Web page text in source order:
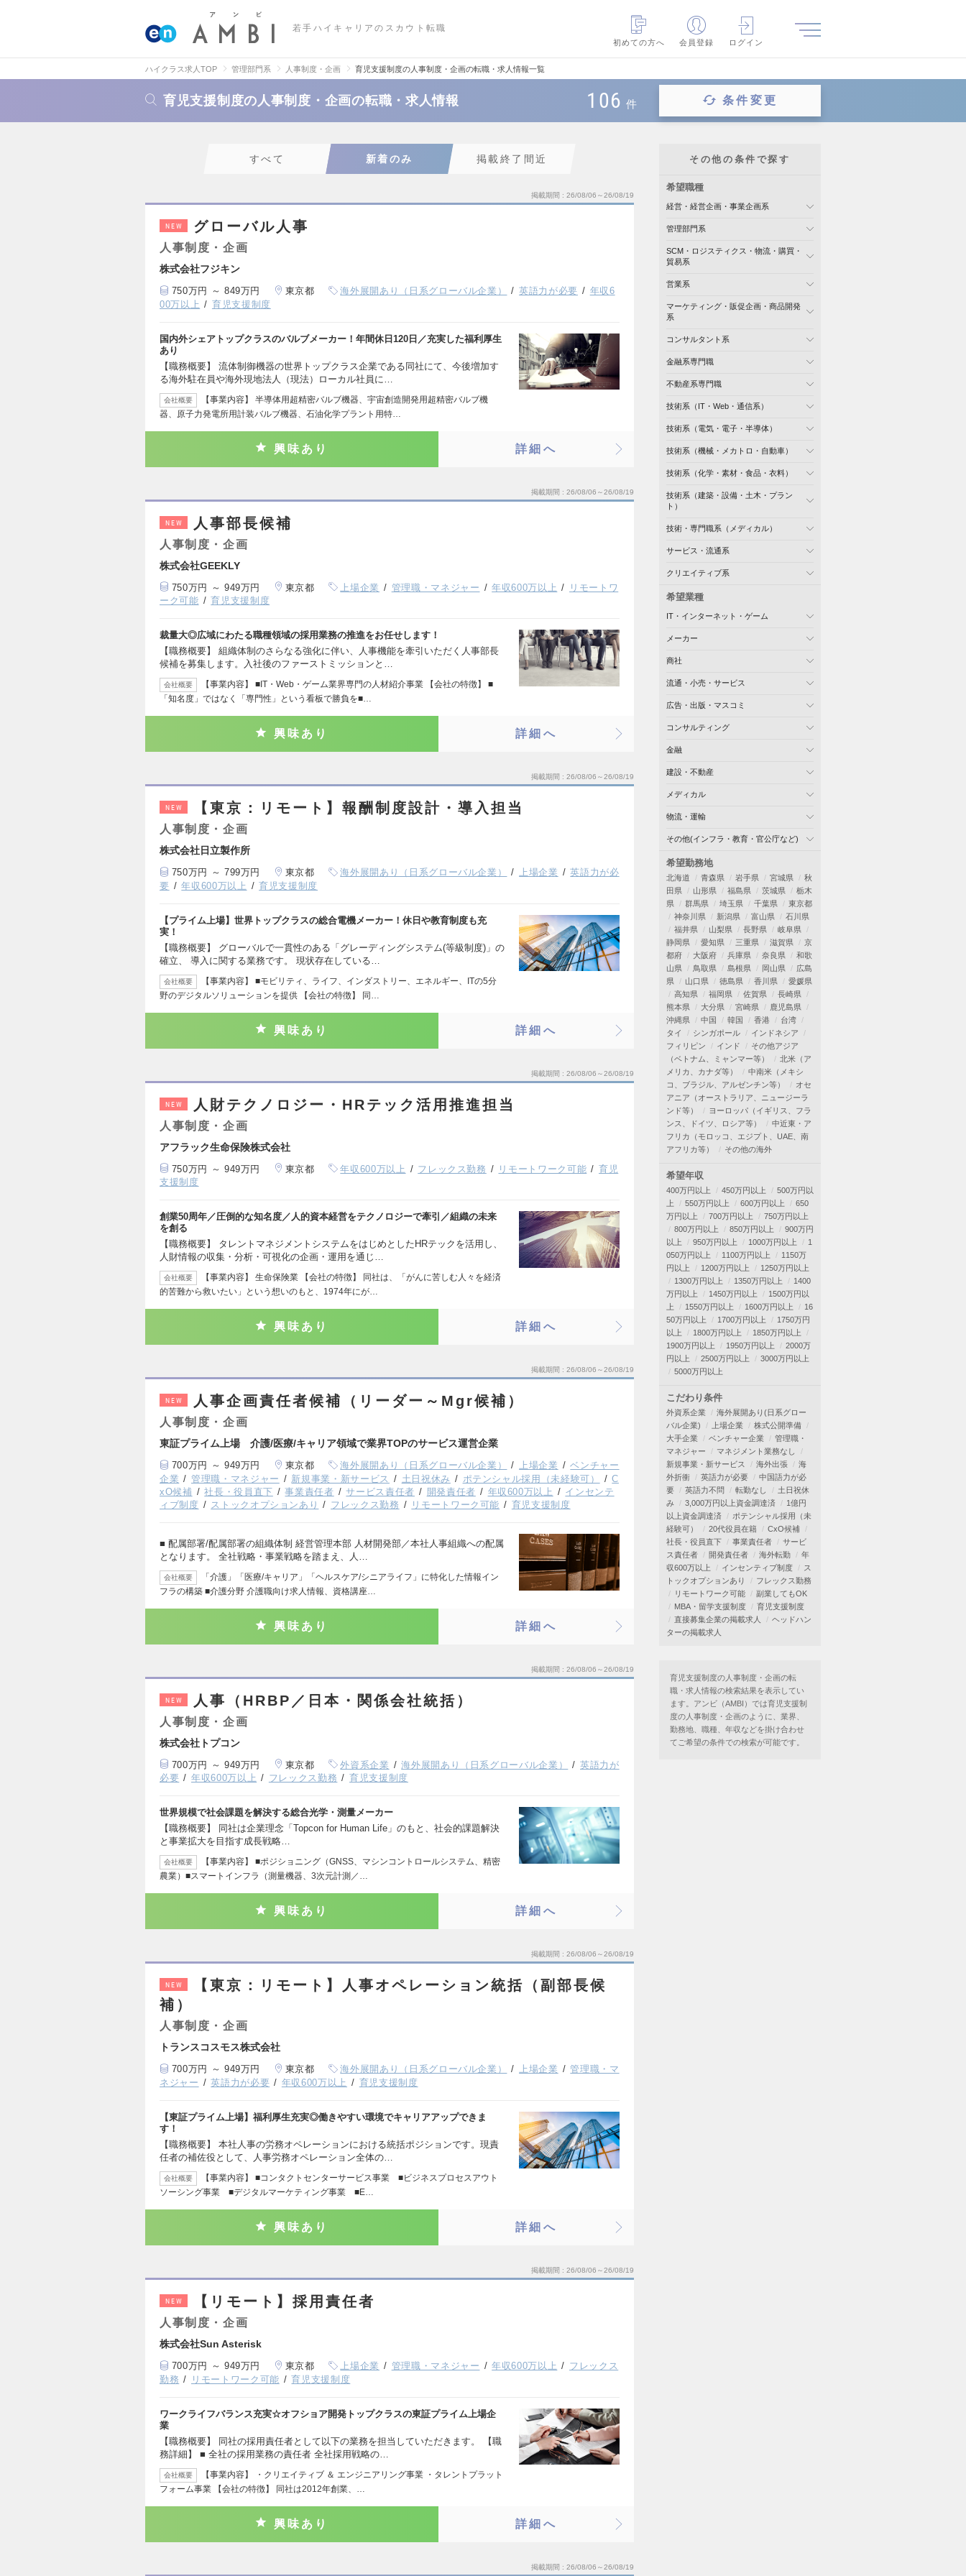
若手ハイキャリアのスカウト転職
初めての方へ
会員登録 ログイン
ハイクラス求人TOP 管理部門系 人事制度・企画 育児支援制度の人事制度・企画の転職・求人情報一覧
育児支援制度の人事制度・企画の転職・求人情報 106 件 条件変更
すべて 新着のみ 掲載終了間近
掲載期間 26/08/06～26/08/19
NEW グローバル人事
人事制度・企画
株式会社フジキン
750万円 ～ 849万円 東京都 海外展開あり（日系グローバル企業） 英語力が必要
年収6
00万以上
育児支援制度
国内外シェアトップクラスのバルブメーカー！年間休日120日／充実した福利厚生
あり
【職務概要】 流体制御機器の世界トップクラス企業である同社にて、今後増加す
る海外駐在員や海外現地法人（現法）ローカル社員に…
会社概要
【事業内容】 半導体用超精密バルブ機器、宇宙創造開発用超精密バルブ機
器、原子力発電所用計装バルブ機器、石油化学プラント用特…
興味あり 詳細へ
掲載期間 26/08/06～26/08/19
NEW 人事部長候補
人事制度・企画
株式会社GEEKLY
750万円 ～ 949万円 東京都 上場企業 管理職・マネジャー 年収600万以上
リモートワ
ーク可能
育児支援制度
裁量大◎広域にわたる職種領域の採用業務の推進をお任せします！
【職務概要】 組織体制のさらなる強化に伴い、人事機能を牽引いただく人事部長
候補を募集します。入社後のファーストミッションと…
会社概要
【事業内容】 ■IT・Web・ゲーム業界専門の人材紹介事業 【会社の特徴】 ■
「知名度」ではなく「専門性」という看板で勝負を■…
興味あり 詳細へ
掲載期間 26/08/06～26/08/19
NEW 【東京：リモート】報酬制度設計・導入担当
人事制度・企画
株式会社日立製作所
750万円 ～ 799万円 東京都 海外展開あり（日系グローバル企業） 上場企業
英語力が必
要
年収600万以上 育児支援制度
【プライム上場】世界トップクラスの総合電機メーカー！休日や教育制度も充
実！
【職務概要】 グローバルで一貫性のある「グレーディングシステム(等級制度)」の
確立、 導入に関する業務です。 現状存在している…
会社概要
【事業内容】 ■モビリティ、ライフ、インダストリー、エネルギー、ITの5分
野のデジタルソリューションを提供 【会社の特徴】 同…
興味あり 詳細へ
掲載期間 26/08/06～26/08/19
NEW 人財テクノロジー・HRテック活用推進担当
人事制度・企画
アフラック生命保険株式会社
750万円 ～ 949万円 東京都 年収600万以上 フレックス勤務 リモートワーク可能
育児
支援制度
創業50周年／圧倒的な知名度／人的資本経営をテクノロジーで牽引／組織の未来
を創る
【職務概要】 タレントマネジメントシステムをはじめとしたHRテックを活用し、
人財情報の収集・分析・可視化の企画・運用を通じ…
会社概要
【事業内容】 生命保険業 【会社の特徴】 同社は、「がんに苦しむ人々を経済
的苦難から救いたい」という想いのもと、1974年にが…
興味あり 詳細へ
掲載期間 26/08/06～26/08/19
NEW 人事企画責任者候補（リーダー～Mgr候補）
人事制度・企画
東証プライム上場 介護/医療/キャリア領域で業界TOPのサービス運営企業
700万円 ～ 949万円 東京都 海外展開あり（日系グローバル企業） 上場企業
ベンチャー
企業
管理職・マネジャー 新規事業・新サービス 土日祝休み ポテンシャル採用（未経験可）
C
xO候補
社長・役員直下 事業責任者 サービス責任者 開発責任者 年収600万以上
インセンテ
ィブ制度
ストックオプションあり フレックス勤務 リモートワーク可能 育児支援制度
■ 配属部署/配属部署の組織体制 経営管理本部 人材開発部／本社人事組織への配属
となります。 全社戦略・事業戦略を踏まえ、人…
会社概要
「介護」「医療/キャリア」「ヘルスケア/シニアライフ」に特化した情報イン
フラの構築 ■介護分野 介護職向け求人情報、資格講座…
興味あり 詳細へ
掲載期間 26/08/06～26/08/19
NEW 人事（HRBP／日本・関係会社統括）
人事制度・企画
株式会社トプコン
700万円 ～ 949万円 東京都 外資系企業 海外展開あり（日系グローバル企業）
英語力が
必要
年収600万以上 フレックス勤務 育児支援制度
世界規模で社会課題を解決する総合光学・測量メーカー
【職務概要】 同社は企業理念「Topcon for Human Life」のもと、社会的課題解決
と事業拡大を目指す成長戦略…
会社概要
【事業内容】 ■ポジショニング（GNSS、マシンコントロールシステム、精密
農業）■スマートインフラ（測量機器、3次元計測／…
興味あり 詳細へ
掲載期間 26/08/06～26/08/19
NEW
【東京：リモート】人事オペレーション統括（副部長候
補）
人事制度・企画
トランスコスモス株式会社
700万円 ～ 949万円 東京都 海外展開あり（日系グローバル企業） 上場企業
管理職・マ
ネジャー
英語力が必要 年収600万以上 育児支援制度
【東証プライム上場】福利厚生充実◎働きやすい環境でキャリアアップできま
す！
【職務概要】 本社人事の労務オペレーションにおける統括ポジションです。現責
任者の補佐役として、人事労務オペレーション全体の…
会社概要
【事業内容】 ■コンタクトセンターサービス事業 ■ビジネスプロセスアウト
ソーシング事業 ■デジタルマーケティング事業 ■E…
興味あり 詳細へ
掲載期間 26/08/06～26/08/19
NEW 【リモート】採用責任者
人事制度・企画
株式会社Sun Asterisk
700万円 ～ 949万円 東京都 上場企業 管理職・マネジャー 年収600万以上
フレックス
勤務
リモートワーク可能 育児支援制度
ワークライフバランス充実☆オフショア開発トップクラスの東証プライム上場企
業
【職務概要】 同社の採用責任者として以下の業務を担当していただきます。 【職
務詳細】 ■ 全社の採用業務の責任者 全社採用戦略の…
会社概要
【事業内容】 ・クリエイティブ ＆ エンジニアリング事業 ・タレントプラット
フォーム事業 【会社の特徴】 同社は2012年創業、…
興味あり 詳細へ
掲載期間 26/08/06～26/08/19
その他の条件で探す
希望職種
経営・経営企画・事業企画系
管理部門系
SCM・ロジスティクス・物流・購買・
貿易系
営業系
マーケティング・販促企画・商品開発
系
コンサルタント系
金融系専門職
不動産系専門職
技術系（IT・Web・通信系）
技術系（電気・電子・半導体）
技術系（機械・メカトロ・自動車）
技術系（化学・素材・食品・衣料）
技術系（建築・設備・土木・プラン
ト）
技術・専門職系（メディカル）
サービス・流通系
クリエイティブ系
希望業種
IT・インターネット・ゲーム
メーカー
商社
流通・小売・サービス
広告・出版・マスコミ
コンサルティング
金融
建設・不動産
メディカル
物流・運輸
その他(インフラ・教育・官公庁など)
希望勤務地
北海道 青森県 岩手県 宮城県
秋
田県
山形県 福島県 茨城県
栃木
県
群馬県 埼玉県 千葉県
東京都
神奈川県
新潟県 富山県
石川県
福井県
山梨県 長野県
岐阜県
静岡県
愛知県 三重県 滋賀県
京
都府
大阪府 兵庫県 奈良県
和歌
山県
鳥取県 島根県 岡山県
広島
県
山口県 徳島県 香川県
愛媛県
高知県
福岡県 佐賀県
長崎県
熊本県
大分県 宮崎県
鹿児島県
沖縄県
中国 韓国 香港
台湾
タイ
シンガポール
インドネシア
フィリピン
インド
その他アジア
（ベトナム、ミャンマー等）
北米（ア
メリカ、カナダ等）
中南米（メキシ
コ、ブラジル、アルゼンチン等）
オセ
アニア（オーストラリア、ニュージーラ
ンド等）
ヨーロッパ（イギリス、フラ
ンス、ドイツ、ロシア等）
中近東・ア
フリカ（モロッコ、エジプト、UAE、南
アフリカ等）
その他の海外
希望年収
400万円以上 450万円以上
500万円以
上
550万円以上 600万円以上
650
万円以上
700万円以上
750万円以上
800万円以上
850万円以上
900万円
以上
950万円以上 1000万円以上
1
050万円以上
1100万円以上
1150万
円以上
1200万円以上
1250万円以上
1300万円以上
1350万円以上
1400
万円以上
1450万円以上
1500万円以
上
1550万円以上 1600万円以上
16
50万円以上
1700万円以上
1750万円
以上
1800万円以上
1850万円以上
1900万円以上
1950万円以上
2000万
円以上
2500万円以上
3000万円以上
5000万円以上
こだわり条件
外資系企業
海外展開あり(日系グロー
バル企業)
上場企業
株式公開準備
大手企業
ベンチャー企業
管理職・
マネジャー
マネジメント業務なし
新規事業・新サービス
海外出張
海
外折衝
英語力が必要
中国語力が必
要
英語力不問 転勤なし
土日祝休
み
3,000万円以上資金調達済
1億円
以上資金調達済
ポテンシャル採用（未
経験可）
20代役員在籍
CxO候補
社長・役員直下
事業責任者
サービ
ス責任者
開発責任者 海外転勤
年
収600万以上
インセンティブ制度
ス
トックオプションあり
フレックス勤務
リモートワーク可能
副業してもOK
MBA・留学支援制度
育児支援制度
直接募集企業の掲載求人
ヘッドハン
ターの掲載求人
育児支援制度の人事制度・企画の転
職・求人情報の検索結果を表示してい
ます。アンビ（AMBI）では育児支援制
度の人事制度・企画のように、業界、
勤務地、職種、年収などを掛け合わせ
てご希望の条件での検索が可能です。